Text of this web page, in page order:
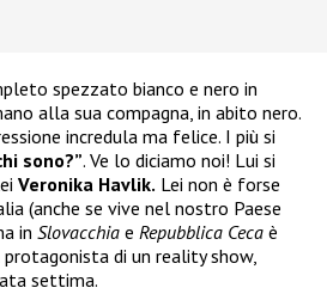
spezzato bianco e nero in
alla sua compagna, in abito nero.
incredula ma felice. I più si
sono?”. Ve lo diciamo noi! Lui si
Veronika Havlik. Lei non è forse
(anche se vive nel nostro Paese
in Slovacchia e Repubblica Ceca è
di un reality show,
settima.